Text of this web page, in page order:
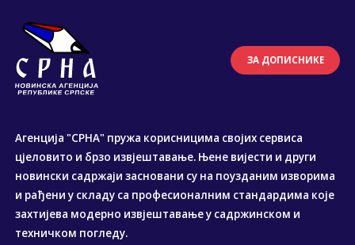
ЗА ДОПИСНИКЕ
Агенција "СРНА" пружа корисницима својих сервиса
цјеловито и брзо извјештавање. Њене вијести и други
новински садржаји засновани су на поузданим изворима
и рађени у складу са професионалним стандардима које
захтијева модерно извјештавање у садржинском и
техничком погледу.